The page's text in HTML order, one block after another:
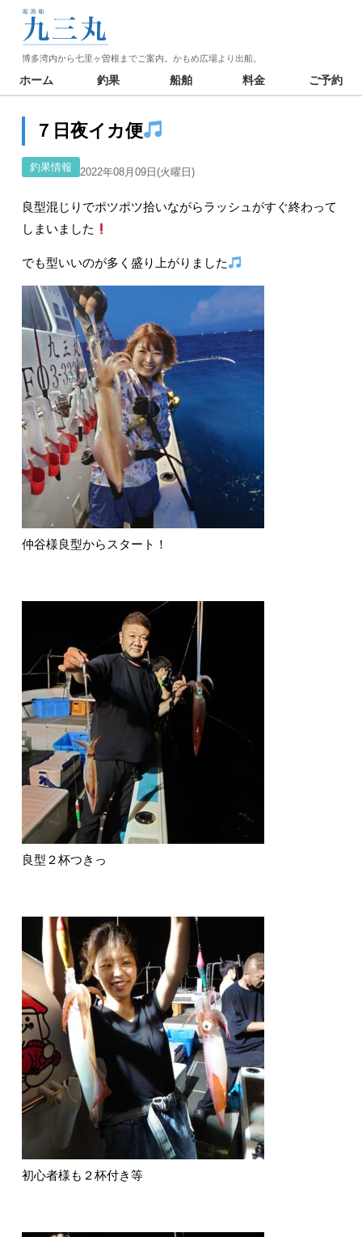
博多湾内から七里ヶ曽根までご案内。かもめ広場より出船。
ホーム 釣果 船舶 料金 ご予約
７日夜イカ便
釣果情報 2022年08月09日(火曜日)
良型混じりでポツポツ拾いながらラッシュがすぐ終わって
しまいました
でも型いいのが多く盛り上がりました
仲谷様良型からスタート！
良型２杯つきっ
初心者様も２杯付き等